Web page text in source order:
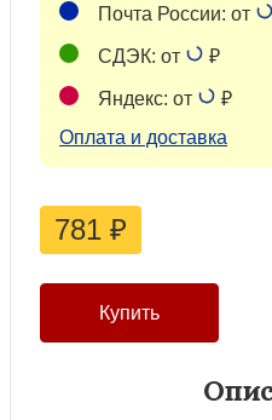
Почта России: от
СДЭК: от ₽
Яндекс: от
₽
Оплата и доставка
781 ₽